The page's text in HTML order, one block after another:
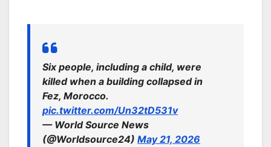
Six people, including a child, were
killed when a building collapsed in
Fez, Morocco.
pic.twitter.com/Un32tD531v
— World Source News
(@Worldsource24) May 21, 2026